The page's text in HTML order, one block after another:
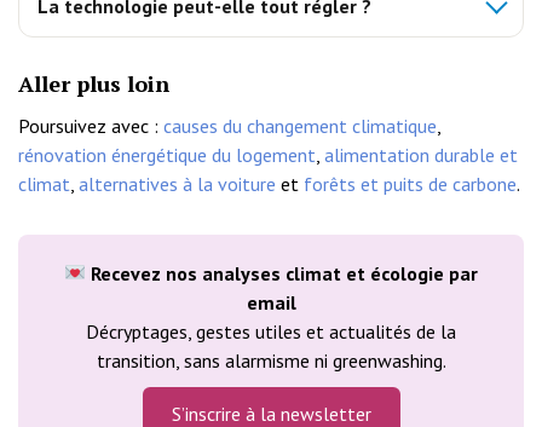
La technologie peut-elle tout régler ?
Aller plus loin
Poursuivez avec : causes du changement climatique
rénovation énergétique du logement alimentation durable et
climat alternatives à la voiture et forêts et puits de carbone.
Recevez nos analyses climat et écologie par
email
Décryptages, gestes utiles et actualités de la
transition, sans alarmisme ni greenwashing.
S’inscrire à la newsletter